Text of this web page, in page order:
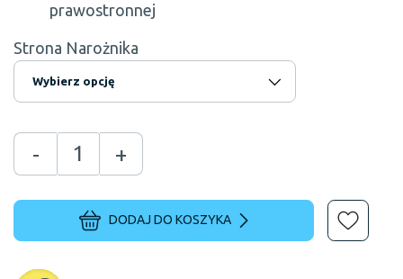
prawostronnej
Strona Narożnika
- +
DODAJ DO KOSZYKA